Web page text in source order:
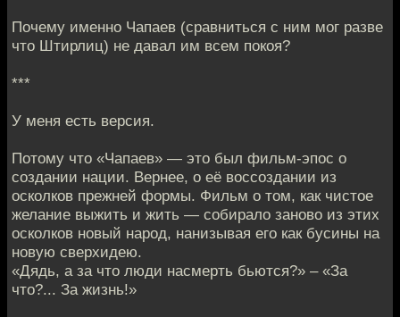
Почему именно Чапаев (сравниться с ним мог разве
что Штирлиц) не давал им всем покоя?
***
У меня есть версия.
Потому что «Чапаев» — это был фильм-эпос о
создании нации. Вернее, о её воссоздании из
осколков прежней формы. Фильм о том, как чистое
желание выжить и жить — собирало заново из этих
осколков новый народ, нанизывая его как бусины на
новую сверхидею.
«Дядь, а за что люди насмерть бьются?» – «За
что?... За жизнь!»